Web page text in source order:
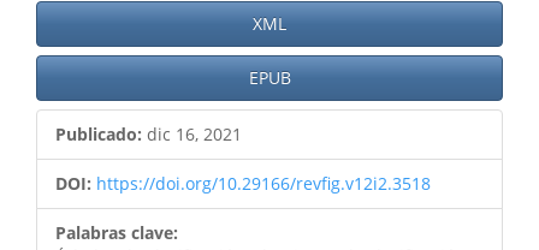
XML
EPUB
Publicado: dic 16, 2021
DOI: https://doi.org/10.29166/revfig.v12i2.3518
Palabras clave: